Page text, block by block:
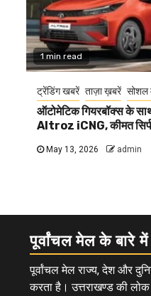
1 min read
ट्रेंडिंग खबरें ताज़ा ख़बरें सोशल
ऑटोमेटिक गियरबॉक्स के
Altroz iCNG, कीमत
May 13, 2026 admin
पूर्वांचल मेल के बारे में
पूर्वांचल मेल राज्य, देश और
करता है। उत्तराखण्ड की